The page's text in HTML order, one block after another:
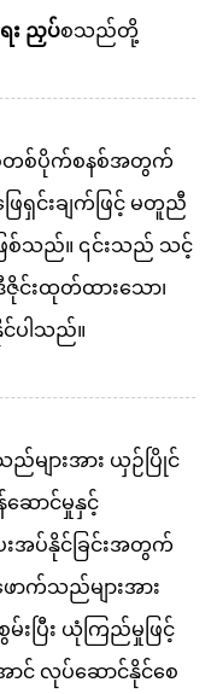
း ညှပ်စသည်တို့
တစ်ပိုက်စနစ်အတွက်
ေရှင်းချက်ဖြင့် မတူညီ
ြစ်သည်။ ၎င်းသည် သင့်
င်းထုတ်ထားသော၊
ပါသည်။
ျားအား ယှဉ်ပြိုင်
ဆောင်မှုနှင့်
အပ်နိုင်ခြင်းအတွက်
က်သည်များအား
းပြီး ယုံကြည်မှုဖြင့်
င် လုပ်ဆောင်နိုင်စေ